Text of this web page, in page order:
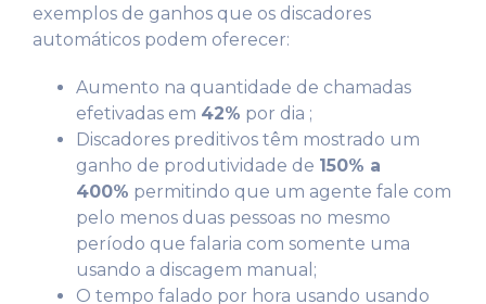
exemplos de ganhos que os discadores
automáticos podem oferecer:
Aumento na quantidade de chamadas
efetivadas em 42% por dia ;
Discadores preditivos têm mostrado um
ganho de produtividade de 150% a
400% permitindo que um agente fale com
pelo menos duas pessoas no mesmo
período que falaria com somente uma
usando a discagem manual;
O tempo falado por hora usando usando